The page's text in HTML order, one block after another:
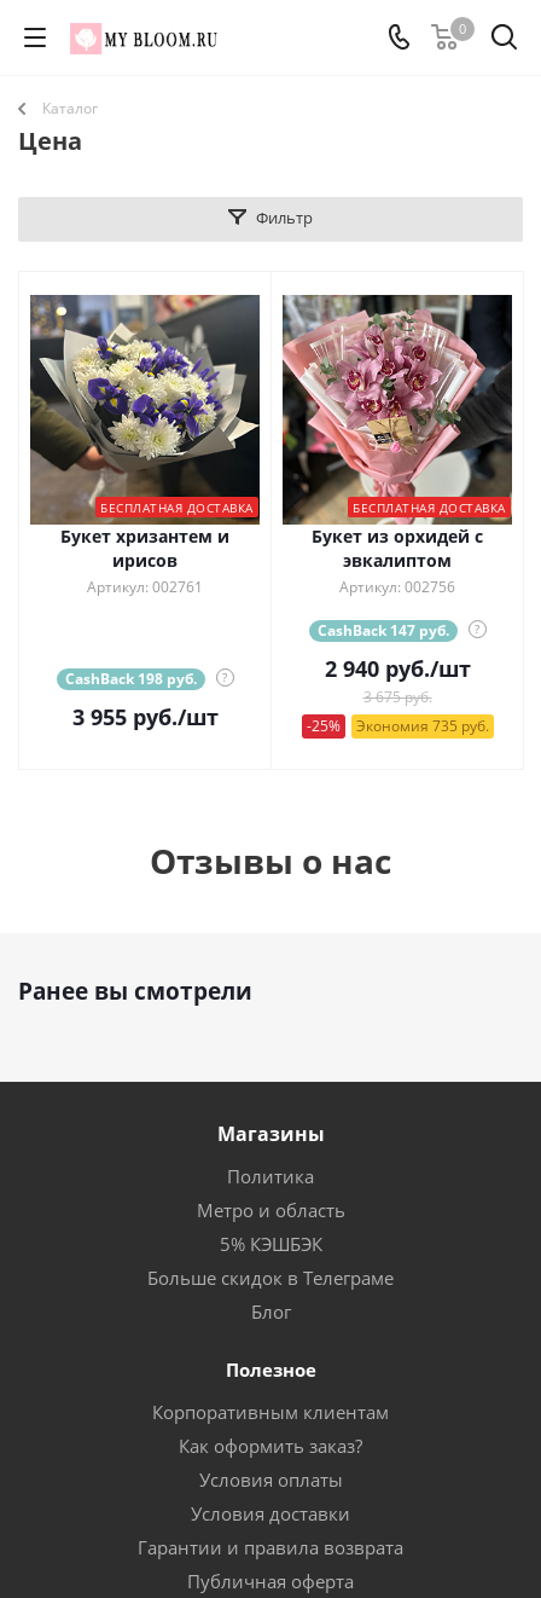
0
Каталог
Цена
Фильтр
БЕСПЛАТНАЯ ДОСТАВКА
Букет хризантем и
ирисов
Артикул: 002761
CashBack 198 руб. ?
3 955руб./шт
БЕСПЛАТНАЯ ДОСТАВКА
Букет из орхидей с
эвкалиптом
Артикул: 002756
CashBack 147 руб. ?
2 940руб./шт
3 675 руб.
-25%
Экономия 735 руб.
Отзывы о нас
Ранее вы смотрели
Магазины
Политика
Метро и область
5% КЭШБЭК
Больше скидок в Телеграме
Блог
Полезное
Корпоративным клиентам
Как оформить заказ?
Условия оплаты
Условия доставки
Гарантии и правила возврата
Публичная оферта